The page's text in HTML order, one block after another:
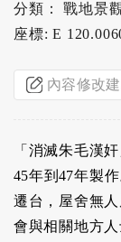
分類： 戰地景
座標: E
內容修改
「消滅朱毛漢
45年到47年製
遷台，屋舍無
會與相關地方